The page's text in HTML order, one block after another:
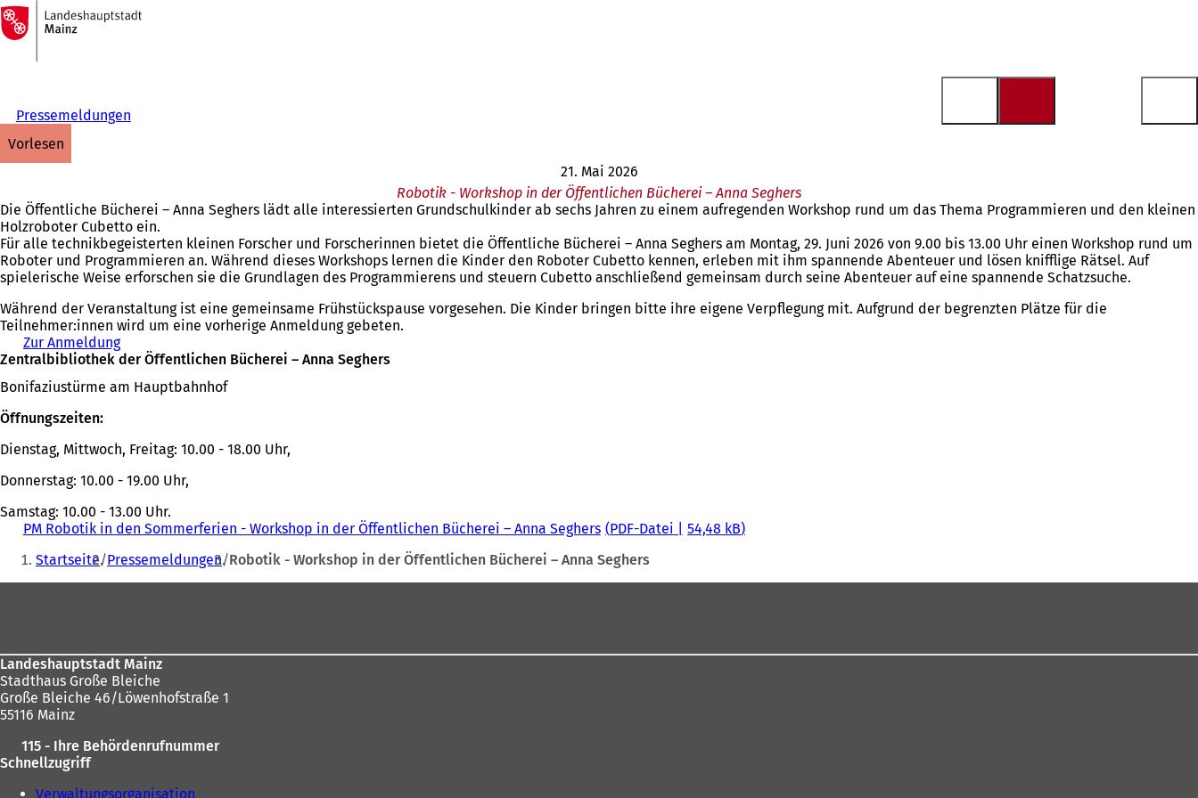
Inhalt anspringen
Zur
Startseite
Pressemeldungen
vorlesen
21. Mai 2026
Robotik - Workshop in der Öffentlichen Bücherei – Anna Seghers
Die Öffentliche Bücherei – Anna Seghers lädt alle interessierten Grundschulkinder ab sechs Jahren zu einem aufregenden Workshop rund um das Thema Programmieren und den kleinen
Holzroboter Cubetto ein.
Für alle technikbegeisterten kleinen Forscher und Forscherinnen bietet die Öffentliche Bücherei – Anna Seghers am Montag, 29. Juni 2026 von 9.00 bis 13.00 Uhr einen Workshop rund um
Roboter und Programmieren an. Während dieses Workshops lernen die Kinder den Roboter Cubetto kennen, erleben mit ihm spannende Abenteuer und lösen knifflige Rätsel. Auf
spielerische Weise erforschen sie die Grundlagen des Programmierens und steuern Cubetto anschließend gemeinsam durch seine Abenteuer auf eine spannende Schatzsuche.
Während der Veranstaltung ist eine gemeinsame Frühstückspause vorgesehen. Die Kinder bringen bitte ihre eigene Verpflegung mit. Aufgrund der begrenzten Plätze für die
Teilnehmer:innen wird um eine vorherige Anmeldung gebeten.
Zur Anmeldung(
Ö
f
t
i
n
i
n
m
n
T
a
b
Zentralbibliothek der Öffentlichen Bücherei – Anna Seghers
Bonifaziustürme am Hauptbahnhof
Öffnungszeiten:
Dienstag, Mittwoch, Freitag: 10.00 - 18.00 Uhr,
Donnerstag: 10.00 - 19.00 Uhr,
Samstag: 10.00 - 13.00 Uhr.
PM Robotik in den Sommerferien - Workshop in der Öffentlichen Bücherei – Anna Seghers
PDF-Datei 54,48 kB
Sie
befinden
Startseite Pressemeldungen Robotik - Workshop in der Öffentlichen Bücherei – Anna Seghers
Landeshauptstadt Mainz
Stadthaus Große Bleiche
Große Bleiche 46/Löwenhofstraße 1
55116 Mainz
115 - Ihre Behördenrufnummer
Schnellzugriff
Verwaltungsorganisation